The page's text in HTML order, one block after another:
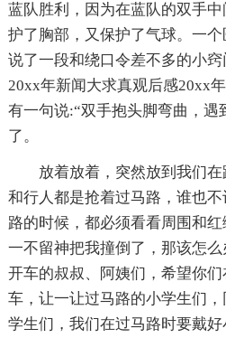
蓝队胜利，因为在蓝队的双手
护了胸部，又保护了气球。一个
说了一段和绕口令差不多的小
20xx年新闻大求真观后感20xx
有一句说:“双手抱头脚弯曲，遇
了。
放着放着，突然放到我们
和行人都是抢着过马路，谁也
路的时候，都必须看看周围和
一不留神把我撞倒了，那该怎
开车的叔叔、阿姨们，希望你
车，让一让过马路的小学生们
学生们，我们在过马路时要戴